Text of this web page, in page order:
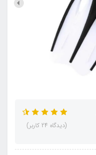
(دیدگاه 24 کاربر)